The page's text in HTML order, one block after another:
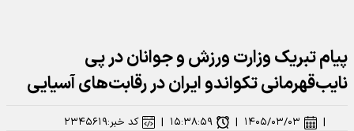
پیام تبریک وزارت ورزش و جوانان در پی
نایب‌قهرمانی تکواندو ایران در رقابت‌های آسیایی
| ۱۴۰۵/۰۳/۰۳ | ۱۵:۳۸:۵۹ | کد خبر:۲۳۴۵۶۱۹